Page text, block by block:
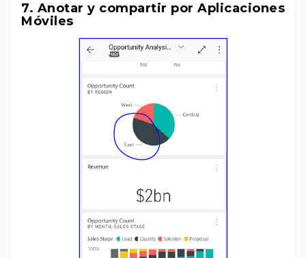
7. Anotar y compartir por Aplicaciones
Móviles